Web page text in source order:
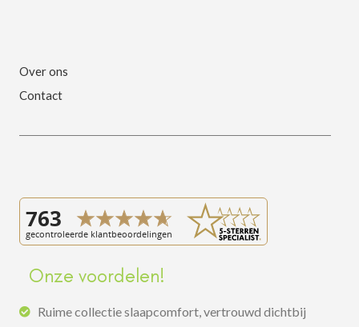
Over ons
Contact
Onze voordelen!
Ruime collectie slaapcomfort, vertrouwd dichtbij